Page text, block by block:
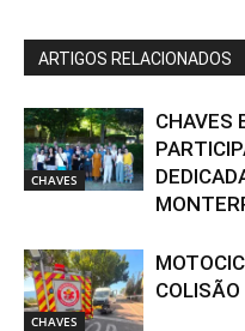
ARTIGOS RELACIONADOS
CHAVES
CHAVES
CHAVES